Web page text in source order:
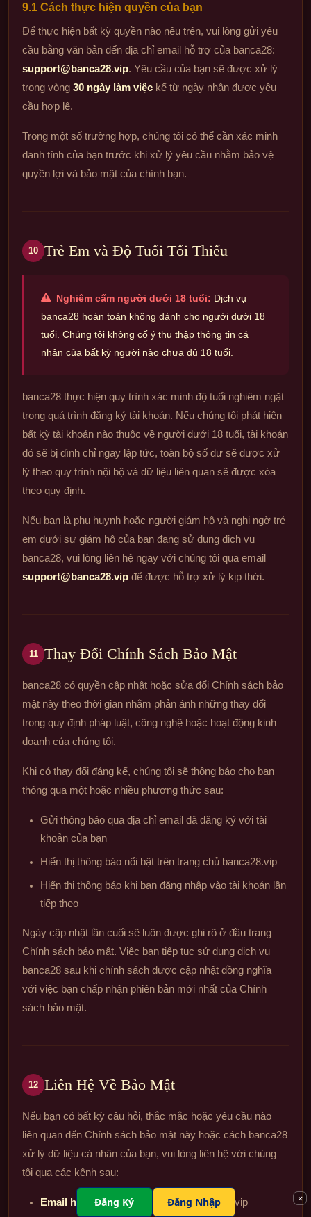
9.1 Cách thực hiện quyền của bạn
Để thực hiện bất kỳ quyền nào nêu trên, vui lòng gửi yêu
cầu bằng văn bản đến địa chỉ email hỗ trợ của banca28:
support@banca28.vip. Yêu cầu của bạn sẽ được xử lý
trong vòng30 ngày làm việc kể từ ngày nhận được yêu
cầu hợp lệ.
Trong một số trường hợp, chúng tôi có thể cần xác minh
danh tính của bạn trước khi xử lý yêu cầu nhằm bảo vệ
quyền lợi và bảo mật của chính bạn.
10 Trẻ Em và Độ Tuổi Tối Thiểu
Nghiêm cấm người dưới 18 tuổi: Dịch vụ
banca28 hoàn toàn không dành cho người dưới 18
tuổi. Chúng tôi không cố ý thu thập thông tin cá
nhân của bất kỳ người nào chưa đủ 18 tuổi.
banca28 thực hiện quy trình xác minh độ tuổi nghiêm ngặt
trong quá trình đăng ký tài khoản. Nếu chúng tôi phát hiện
bất kỳ tài khoản nào thuộc về người dưới 18 tuổi, tài khoản
đó sẽ bị đình chỉ ngay lập tức, toàn bộ số dư sẽ được xử
lý theo quy trình nội bộ và dữ liệu liên quan sẽ được xóa
theo quy định.
Nếu bạn là phụ huynh hoặc người giám hộ và nghi ngờ trẻ
em dưới sự giám hộ của bạn đang sử dụng dịch vụ
banca28, vui lòng liên hệ ngay với chúng tôi qua email
support@banca28.vip để được hỗ trợ xử lý kịp thời.
11 Thay Đổi Chính Sách Bảo Mật
banca28 có quyền cập nhật hoặc sửa đổi Chính sách bảo
mật này theo thời gian nhằm phản ánh những thay đổi
trong quy định pháp luật, công nghệ hoặc hoạt động kinh
doanh của chúng tôi.
Khi có thay đổi đáng kể, chúng tôi sẽ thông báo cho bạn
thông qua một hoặc nhiều phương thức sau:
Gửi thông báo qua địa chỉ email đã đăng ký với tài
khoản của bạn
Hiển thị thông báo nổi bật trên trang chủ banca28.vip
Hiển thị thông báo khi bạn đăng nhập vào tài khoản lần
tiếp theo
Ngày cập nhật lần cuối sẽ luôn được ghi rõ ở đầu trang
Chính sách bảo mật. Việc bạn tiếp tục sử dụng dịch vụ
banca28 sau khi chính sách được cập nhật đồng nghĩa
với việc bạn chấp nhận phiên bản mới nhất của Chính
sách bảo mật.
12 Liên Hệ Về Bảo Mật
Nếu bạn có bất kỳ câu hỏi, thắc mắc hoặc yêu cầu nào
liên quan đến Chính sách bảo mật này hoặc cách banca28
xử lý dữ liệu cá nhân của bạn, vui lòng liên hệ với chúng
tôi qua các kênh sau:
Email hỗ trợ bảo mật: support@banca28.vip ×
Đăng Ký Đăng Nhập